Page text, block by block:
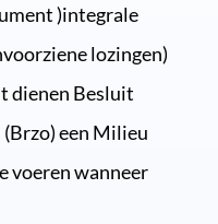
)integrale
lozingen)
dienen Besluit
(Brzo) een Milieu
voeren wanneer